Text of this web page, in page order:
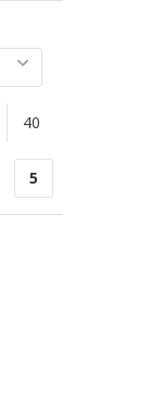
40
5